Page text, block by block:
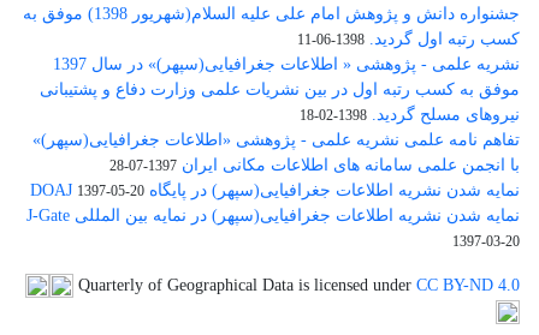
جشنواره دانش و پژوهش امام علی علیه السلام(شهریور 1398) موفق به
کسب رتبه اول گردید.
1398-06-11
نشریه علمی - پژوهشی « اطلاعات جغرافیایی(سپهر)» در سال 1397
موفق به کسب رتبه اول در بین نشریات علمی وزارت دفاع و پشتیبانی
نیروهای مسلح گردید.
1398-02-18
تفاهم نامه علمی نشریه علمی - پژوهشی «اطلاعات جغرافیایی(سپهر)»
با انجمن علمی سامانه های اطلاعات مکانی ایران 1397-07-28
نمایه شدن نشریه اطلاعات جغرافیایی(سپهر) در پایگاه DOAJ 1397-05-20
نمایه شدن نشریه اطلاعات جغرافیایی(سپهر) در نمایه بین المللی J-Gate
1397-03-20
Quarterly of Geographical Data is licensed under CC BY-ND 4.0